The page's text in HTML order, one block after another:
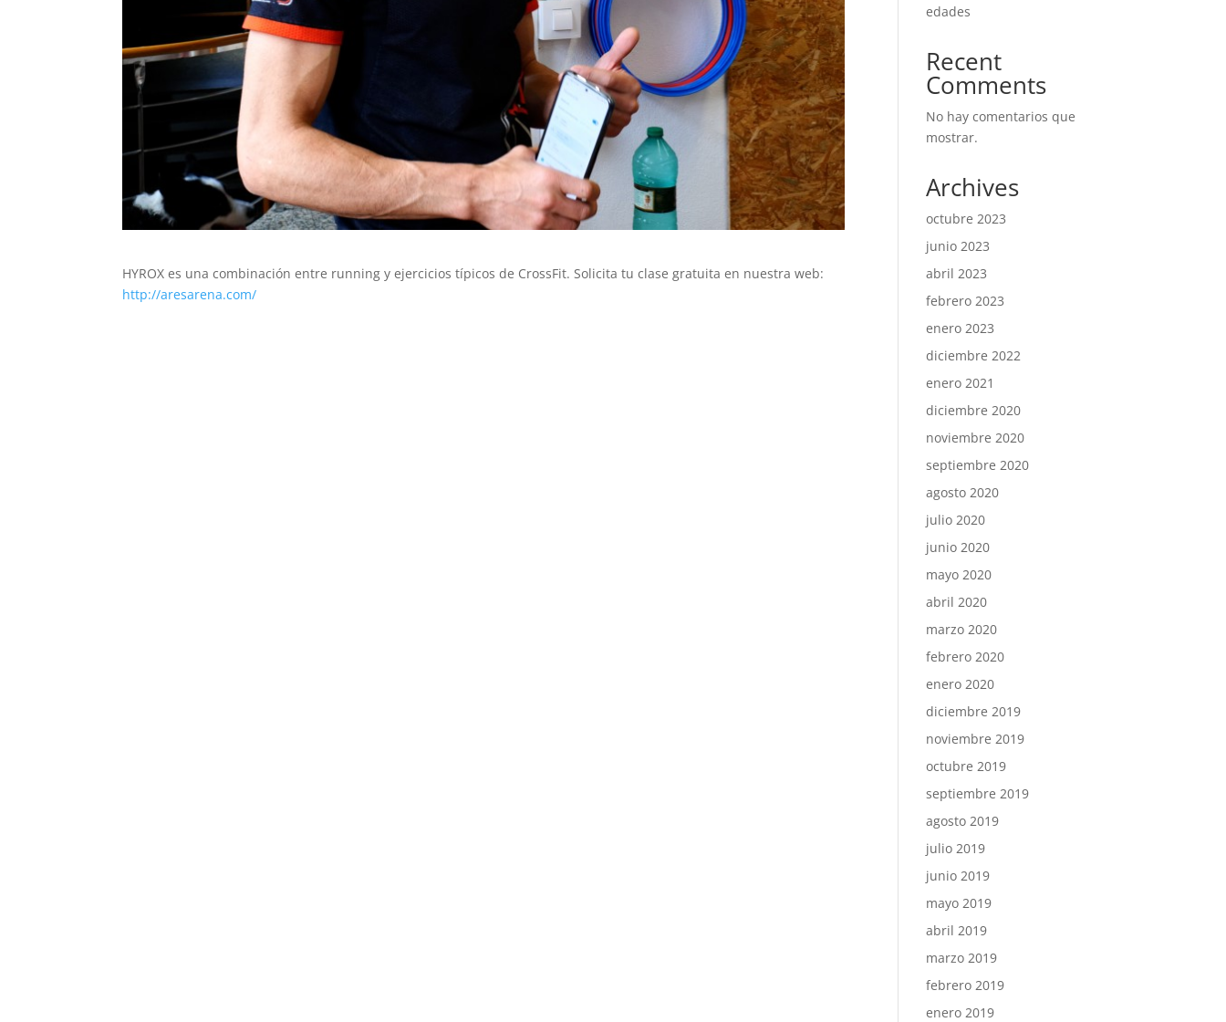
HYROX es una combinación entre running y ejercicios típicos de CrossFit. Solicita tu clase gratuita en nuestra web:
http://aresarena.com/
edades
Recent
Comments
No hay comentarios que
mostrar.
Archives
octubre 2023
junio 2023
abril 2023
febrero 2023
enero 2023
diciembre 2022
enero 2021
diciembre 2020
noviembre 2020
septiembre 2020
agosto 2020
julio 2020
junio 2020
mayo 2020
abril 2020
marzo 2020
febrero 2020
enero 2020
diciembre 2019
noviembre 2019
octubre 2019
septiembre 2019
agosto 2019
julio 2019
junio 2019
mayo 2019
abril 2019
marzo 2019
febrero 2019
enero 2019